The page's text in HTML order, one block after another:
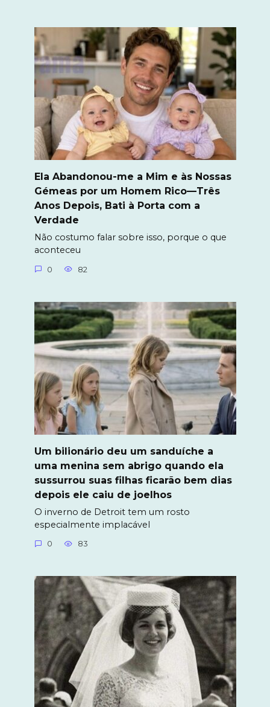
Ela Abandonou-me a Mim e às Nossas
Gémeas por um Homem Rico—Três
Anos Depois, Bati à Porta com a
Verdade
Não costumo falar sobre isso, porque o que
aconteceu
0 82
Um bilionário deu um sanduíche a
uma menina sem abrigo quando ela
sussurrou suas filhas ficarão bem dias
depois ele caiu de joelhos
O inverno de Detroit tem um rosto
especialmente implacável
0 83